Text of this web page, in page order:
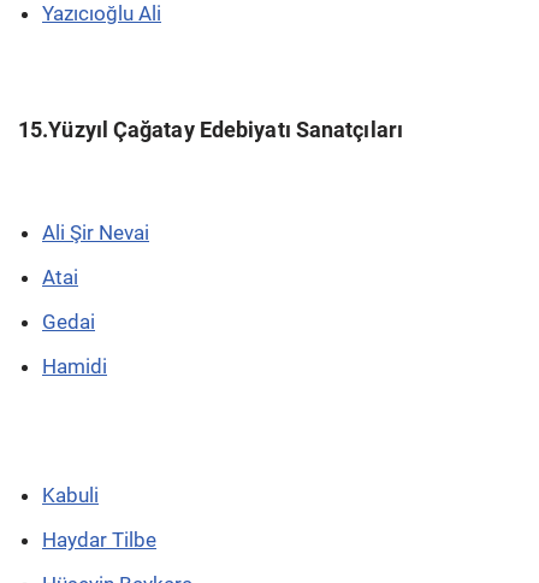
Yazıcıoğlu Ali
15.Yüzyıl Çağatay Edebiyatı Sanatçıları
Ali Şir Nevai
Atai
Gedai
Hamidi
Kabuli
Haydar Tilbe